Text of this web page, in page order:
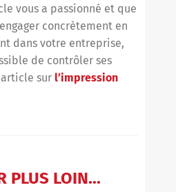
vous a passionné et que
concrètement en
dans votre entreprise,
de contrôler ses
sur l’impression
PLUS LOIN...